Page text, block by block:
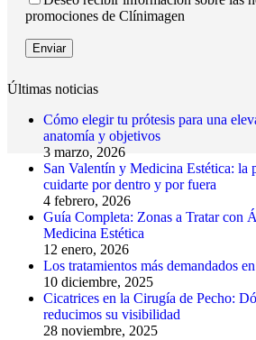
promociones de Clínimagen
Últimas noticias
Cómo elegir tu prótesis para una
anatomía y objetivos
3 marzo, 2026
San Valentín y Medicina Estética: la
cuidarte por dentro y por fuera
4 febrero, 2026
Guía Completa: Zonas a Tratar con
Medicina Estética
12 enero, 2026
Los tratamientos más demandados
10 diciembre, 2025
Cicatrices en la Cirugía de Pecho:
reducimos su visibilidad
28 noviembre, 2025